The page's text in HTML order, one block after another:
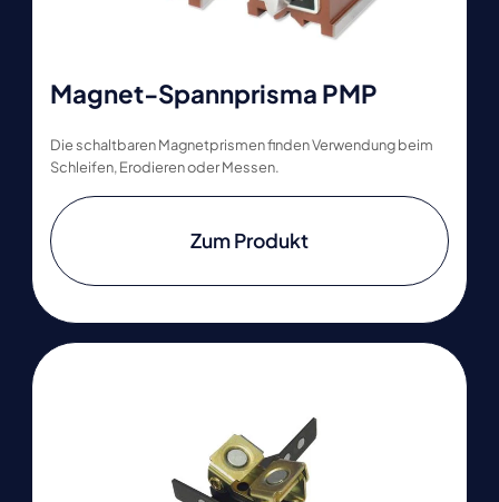
Magnet-Spannprisma PMP
Die schaltbaren Magnetprismen finden Verwendung beim
Schleifen, Erodieren oder Messen.
Zum Produkt